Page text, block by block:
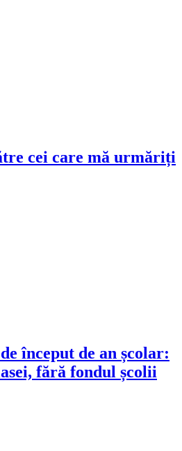
cei care mă urmăriți
început de an școlar:
fără fondul școlii